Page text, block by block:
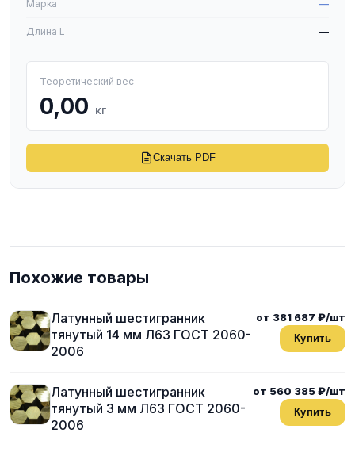
Марка —
Длина L —
Теоретический вес
0,00 кг
Скачать PDF
Похожие товары
Латунный шестигранник
тянутый 14 мм Л63 ГОСТ 2060-
2006
от 381 687 ₽/шт
Купить
Латунный шестигранник
тянутый 3 мм Л63 ГОСТ 2060-
2006
от 560 385 ₽/шт
Купить